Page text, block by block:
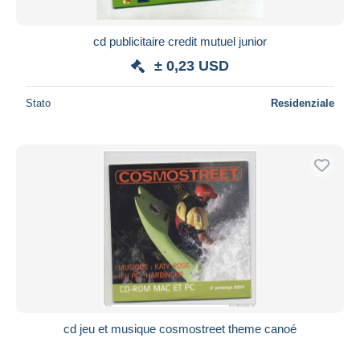
cd publicitaire credit mutuel junior
± 0,23 USD
Stato Residenziale
cd jeu et musique cosmostreet theme canoé